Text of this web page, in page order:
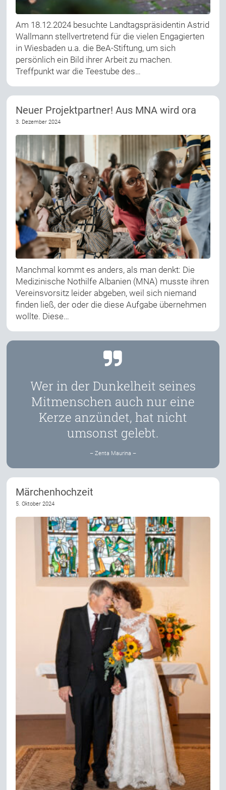
Am 18.12.2024 besuchte Landtagspräsidentin Astrid
Wallmann stellvertretend für die vielen Engagierten
in Wiesbaden u.a. die BeA-Stiftung, um sich
persönlich ein Bild ihrer Arbeit zu machen.
Treffpunkt war die Teestube des…
Neuer Projektpartner! Aus MNA wird ora
3. Dezember 2024
Manchmal kommt es anders, als man denkt: Die
Medizinische Nothilfe Albanien (MNA) musste ihren
Vereinsvorsitz leider abgeben, weil sich niemand
finden ließ, der oder die diese Aufgabe übernehmen
wollte. Diese…
Wer in der Dunkelheit seines
Mitmenschen auch nur eine
Kerze anzündet, hat nicht
umsonst gelebt.
– Zenta Maurina –
Märchenhochzeit
5. Oktober 2024